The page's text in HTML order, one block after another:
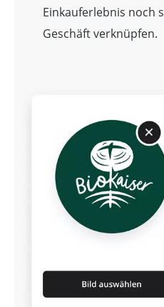
Einkauferlebnis noch
Geschäft verknüpfen.